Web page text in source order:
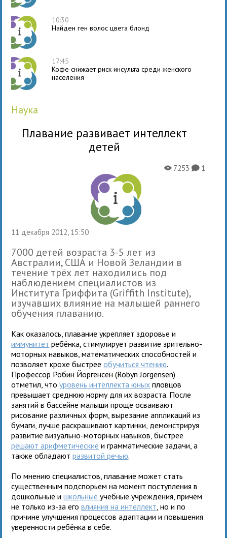
10:30
Найден ген волос цвета блонд
17:45
Кофе снижает риск инсульта среди женского
населения
наука
Плавание развивает интеллект
детей
11 декабря 2012, 15:50
X7253K1
7000 детей возраста 3-5 лет из
Австралии, США и Новой Зеландии в
течение трёх лет находились под
наблюдением специалистов из
Института Гриффита (Griffith Institute),
изучавших влияние на малышей раннего
обучения плаванию.
Как оказалось, плавание укрепляет здоровье и
иммунитет ребёнка, стимулирует развитие зрительно-
моторных навыков, математических способностей и
позволяет крохе быстрееобучиться чтению.
Профессор Робин Йоргенсен (Robyn Jorgensen)
отметил, чтоуровень интеллекта юных пловцов
превышает среднюю норму для их возраста. После
занятий в бассейне малыши проще осваивают
рисование различных форм, вырезание аппликаций из
бумаги, лучше раскрашивают картинки, демонстрируя
развитие визуально-моторных навыков, быстрее
решают арифметические и грамматические задачи, а
также обладаютразвитой речью.
По мнению специалистов, плавание может стать
существенным подспорьем на момент поступления в
дошкольные ишкольныеучебные учреждения, причём
не только из-за еговлияния на интеллект , но и по
причине улучшения процессов адаптации и повышения
уверенности ребёнка в себе.